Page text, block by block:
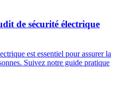
de sécurité électrique
est essentiel pour assurer la
Suivez notre guide pratique